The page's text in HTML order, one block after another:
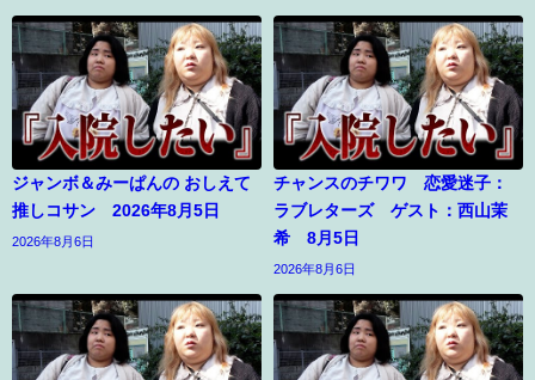
ジャンボ＆みーぱんの おしえて
推しコサン 2026年8月5日
2026年8月6日
チャンスのチワワ 恋愛迷子：
ラブレターズ ゲスト：西山茉
希 8月5日
2026年8月6日